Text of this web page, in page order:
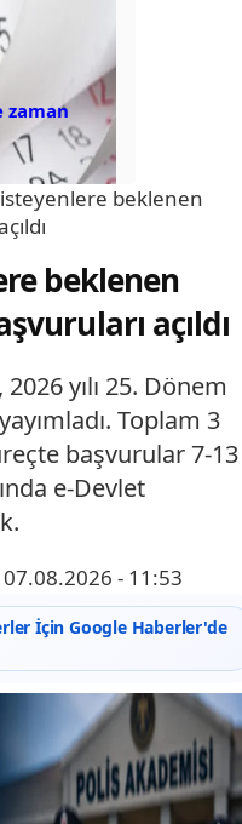
zaman
beklenen
beklenen
açıldı
yılı 25. Dönem
Toplam 3
başvurular 7-13
e-Devlet
07.08.2026 - 11:53
İçin Google Haberler'de